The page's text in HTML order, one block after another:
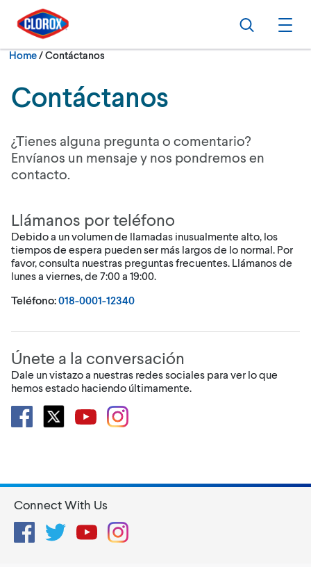
Skip to main navigation
Skip to content
Skip to footer
Search
Home/Current:
Contáctanos
Contáctanos
¿Tienes alguna pregunta o comentario?
Envíanos un mensaje y nos pondremos en
contacto.
Llámanos por teléfono
Debido a un volumen de llamadas inusualmente alto, los
tiempos de espera pueden ser más largos de lo normal. Por
favor, consulta nuestras preguntas frecuentes. Llámanos de
lunes a viernes, de 7:00 a 19:00.
Teléfono:018-0001-12340
Únete a la conversación
Dale un vistazo a nuestras redes sociales para ver lo que
hemos estado haciendo últimamente.
Connect With Us
FacebookTwitterYouTubeInstagram